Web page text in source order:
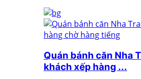
Quán bánh căn Nha
khách xếp hàng ...